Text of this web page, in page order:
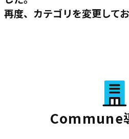
再度、カテゴリを変更して
Commune